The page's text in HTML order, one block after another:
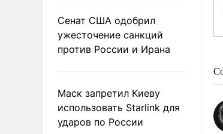
Сенат США одобрил
ужесточение санкций
против России и Ирана
Маск запретил Киеву
использовать Starlink для
ударов по России